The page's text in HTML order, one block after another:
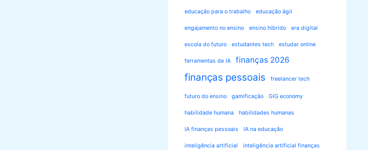
educação para o trabalho educação ágil
engajamento no ensino ensino híbrido era digital
escola do futuro estudantes tech estudar online
ferramentas de IA finanças 2026
finanças pessoais freelancer tech
futuro do ensino gamificação GIG economy
habilidade humana habilidades humanas
IA finanças pessoais IA na educação
inteligência artificial inteligência artificial finanças